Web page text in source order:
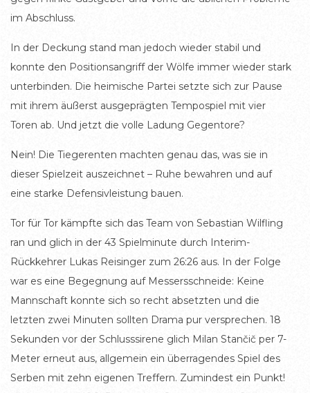
im Abschluss.
In der Deckung stand man jedoch wieder stabil und
konnte den Positionsangriff der Wölfe immer wieder stark
unterbinden. Die heimische Partei setzte sich zur Pause
mit ihrem äußerst ausgeprägten Tempospiel mit vier
Toren ab. Und jetzt die volle Ladung Gegentore?
Nein! Die Tiegerenten machten genau das, was sie in
dieser Spielzeit auszeichnet – Ruhe bewahren und auf
eine starke Defensivleistung bauen.
Tor für Tor kämpfte sich das Team von Sebastian Wilfling
ran und glich in der 43 Spielminute durch Interim-
Rückkehrer Lukas Reisinger zum 26:26 aus. In der Folge
war es eine Begegnung auf Messersschneide: Keine
Mannschaft konnte sich so recht absetzten und die
letzten zwei Minuten sollten Drama pur versprechen. 18
Sekunden vor der Schlusssirene glich Milan Stančič per 7-
Meter erneut aus, allgemein ein überragendes Spiel des
Serben mit zehn eigenen Treffern. Zumindest ein Punkt!